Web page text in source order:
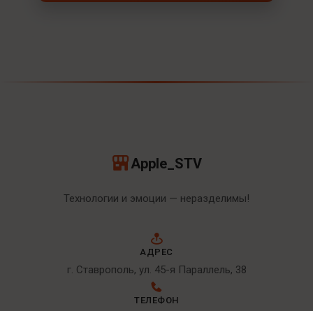
Apple_STV
Технологии и эмоции — неразделимы!
АДРЕС
г. Ставрополь, ул. 45-я Параллель, 38
ТЕЛЕФОН